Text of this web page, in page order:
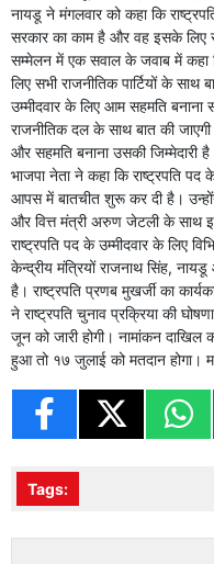
नायडू ने मंगलवार को कहा कि
सरकार का काम है और वह इसके लिए
सम्मेलन में एक सवाल के जवाब में कहा
लिए सभी राजनीतिक पार्टियों के साथ
उम्मीदवार के लिए आम सहमति
राजनीतिक दल के साथ बात की
और सहमति बनाना उसकी जिम्मेदारी
भाजपा नेता ने कहा कि राष्ट्रपति
आपस में बातचीत शुरू कर दी है।
और वित्त मंत्री अरुण जेटली के साथ
राष्ट्रपति पद के उम्मीदवार के लिए
केन्द्रीय मंत्रियों राजनाथ सिंह,
है। राष्ट्रपति प्रणब मुखर्जी का
ने राष्ट्रपति चुनाव प्रक्रिया की
जून को जारी होगी। नामांकन
हुआ तो १७ जुलाई को मतदान होगा।
Tags: